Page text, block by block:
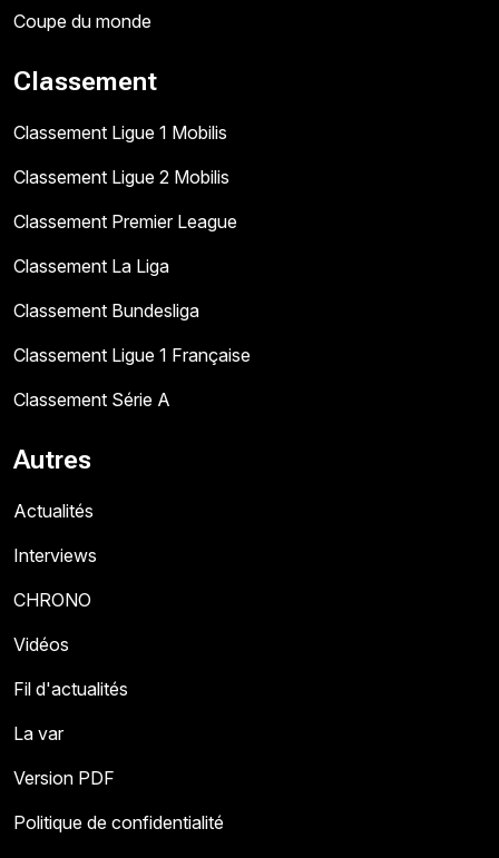
Coupe du monde
Classement
Classement Ligue 1 Mobilis
Classement Ligue 2 Mobilis
Classement Premier League
Classement La Liga
Classement Bundesliga
Classement Ligue 1 Française
Classement Série A
Autres
Actualités
Interviews
CHRONO
Vidéos
Fil d'actualités
La var
Version PDF
Politique de confidentialité